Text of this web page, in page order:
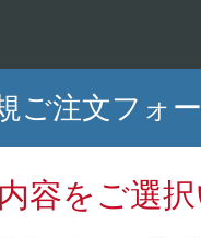
ご注文フォ
容をご選